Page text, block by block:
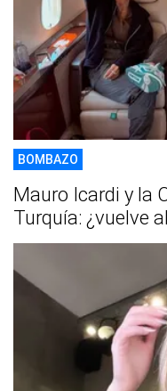
BOMBAZO
Mauro Icardi y la
Turquía: ¿vuelve